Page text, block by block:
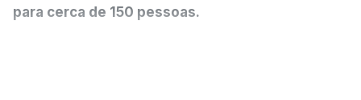
para cerca de 150 pessoas.